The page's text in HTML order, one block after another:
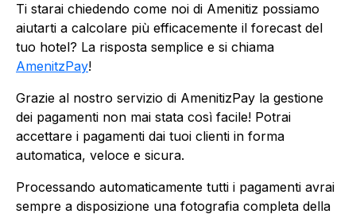
Ti starai chiedendo come noi di Amenitiz possiamo
aiutarti a calcolare più efficacemente il forecast del
tuo hotel? La risposta semplice e si chiama
AmenitzPay!
Grazie al nostro servizio di AmenitizPay la gestione
dei pagamenti non mai stata così facile! Potrai
accettare i pagamenti dai tuoi clienti in forma
automatica, veloce e sicura.
Processando automaticamente tutti i pagamenti avrai
sempre a disposizione una fotografia completa della